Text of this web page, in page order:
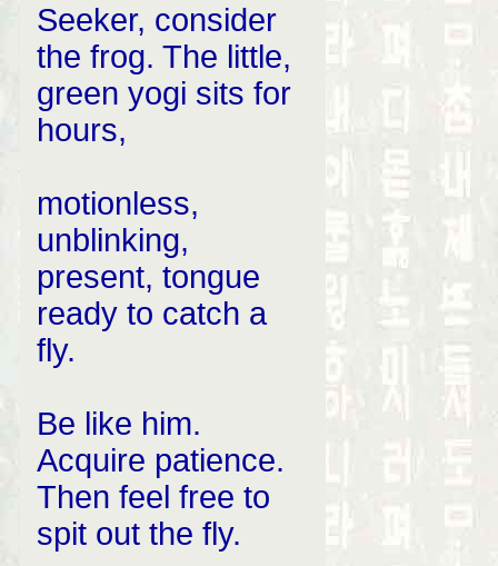
Seeker, consider
the frog. The little,
green yogi sits for
hours,
motionless,
unblinking,
present, tongue
ready to catch a
fly.
Be like him.
Acquire patience.
Then feel free to
spit out the fly.